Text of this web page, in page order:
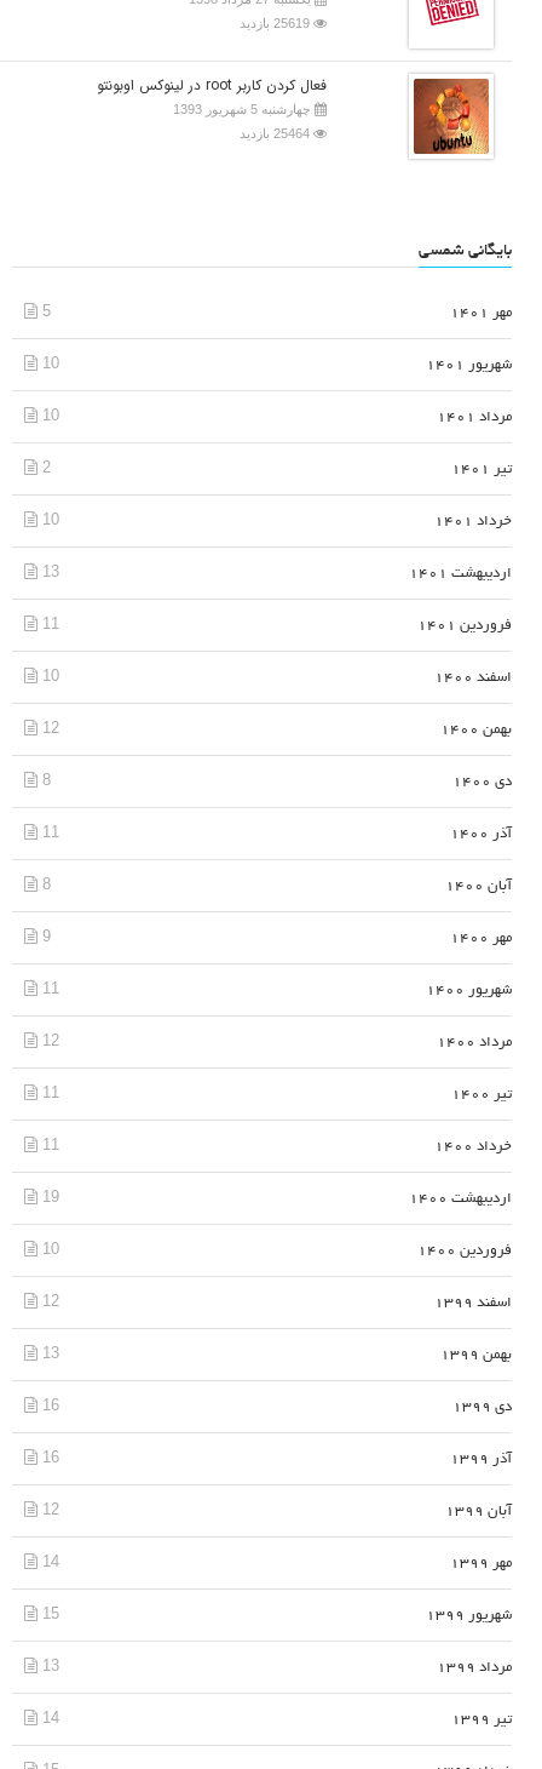
25619 بازدید
فعال کردن کاربر root در لینوکس اوبونتو
چهارشنبه 5 شهریور 1393
25464 بازدید
بایگانی شمسی
مهر 1401 5
شهریور 1401 10
مرداد 1401 10
تیر 1401 2
خرداد 1401 10
اردیبهشت 1401 13
فروردین 1401 11
اسفند 1400 10
بهمن 1400 12
دی 1400 8
آذر 1400 11
آبان 1400 8
مهر 1400 9
شهریور 1400 11
مرداد 1400 12
تیر 1400 11
خرداد 1400 11
اردیبهشت 1400 19
فروردین 1400 10
اسفند 1399 12
بهمن 1399 13
دی 1399 16
آذر 1399 16
آبان 1399 12
مهر 1399 14
شهریور 1399 15
مرداد 1399 13
تیر 1399 14